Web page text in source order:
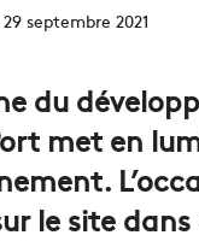
29 septembre 2021
du
met en
le site